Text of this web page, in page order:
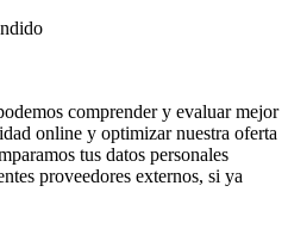
comprender y evaluar mejor
online y optimizar nuestra oferta
tus datos personales
proveedores externos, si ya